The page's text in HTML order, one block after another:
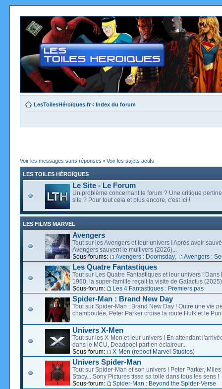
LesToilesHéroïques.fr ‹ Index du forum
Voir les messages sans réponses • Voir les sujets actifs
LES TOILES HÉROÏQUES
Le Site - Le Forum
Un problème concernant le forum ? Une critique
site ? Pour tout cela et plus encore, c'est ici !
LES FILMS MARVEL
Avengers
Tout sur les Avengers et leur univers ! Après avoir
Avengers sauvent le multivers (2026)...
Sous-forums:
Avengers : Doomsday Avengers :
Les Quatre Fantastiques
Tout sur Les Quatre Fantastiques et leur univers ! Dans
1960, la super-famille reçoit la visite de Galactus
Sous-forum:
Les 4 Fantastiques : Premiers pas
Spider-Man : Brand New Day
Tout sur Spider-Man : Brand New Day ! Outre une vie
chamboulée, Peter Parker croise la route Hulk et le
Univers X-Men
Tout sur les X-Men et leur univers ! En attendant
dans le MCU, Deadpool part en éclaireur...
Sous-forum:
X-Men (reboot Marvel Studios)
Univers Spider-Man
Tout sur Spider-Man et son univers ! Peter Parker,
Stacy... Sony Pictures tisse sa toile dans tous les sens !
Sous-forum:
Spider-Man : Beyond the Spider-Verse